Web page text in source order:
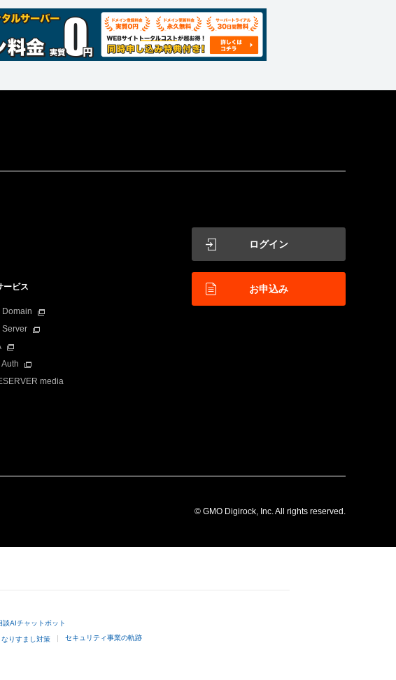
ログイン
お申込み
ービス
Domain
Server
media
© GMO Digirock, Inc. All rights reserved.
談AIチャットボット
なりすまし対策 セキュリティ事業の軌跡